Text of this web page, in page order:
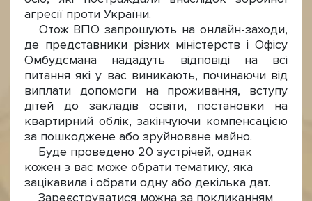
агресії проти України.
Отож ВПО запрошують на онлайн-заходи,
де представники різних міністерств і Офісу
Омбудсмана нададуть відповіді на всі
питання які у вас виникають, починаючи від
виплати допомоги на проживання, вступу
дітей до закладів освіти, постановки на
квартирний облік, закінчуючи компенсацією
за пошкоджене або зруйноване майно.
Буде проведено 20 зустрічей, однак
кожен з вас може обрати тематику, яка
зацікавила і обрати одну або декілька дат.
Зареєструватися можна за покликанням